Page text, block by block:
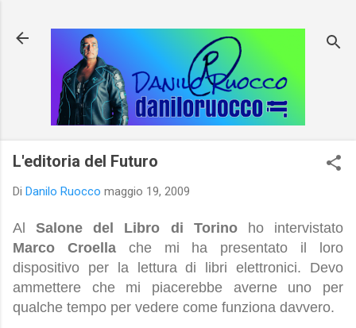
L'editoria del Futuro
Di Danilo Ruocco maggio 19, 2009
AlSalone del Libro di Torinoho intervistato
Marco Croellache mi ha presentato il loro
dispositivo per la lettura di libri elettronici. Devo
ammettere che mi piacerebbe averne uno per
qualche tempo per vedere come funziona davvero.